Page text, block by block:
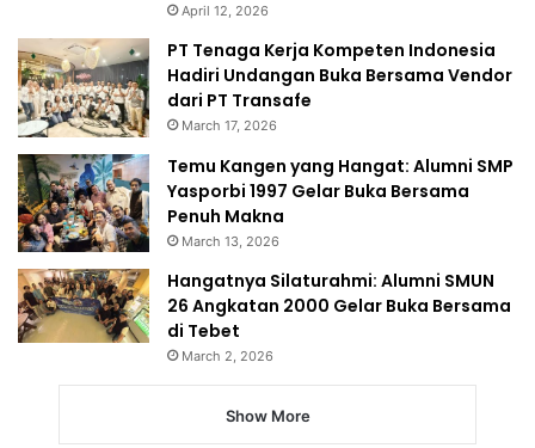
April 12, 2026
PT Tenaga Kerja Kompeten Indonesia
Hadiri Undangan Buka Bersama Vendor
dari PT Transafe
March 17, 2026
Temu Kangen yang Hangat: Alumni SMP
Yasporbi 1997 Gelar Buka Bersama
Penuh Makna
March 13, 2026
Hangatnya Silaturahmi: Alumni SMUN
26 Angkatan 2000 Gelar Buka Bersama
di Tebet
March 2, 2026
Show More